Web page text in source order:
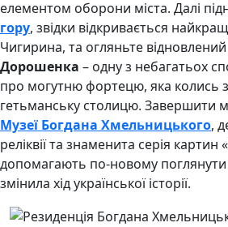
елементом оборони міста. Далі
гору, звідки відкривається
Чигирина, та огляньте відновлений
Дорошенка – одну з небагатьох
про могутню фортецю, яка колись
гетьманську столицю. Завершити
Музеї Богдана Хмельницького,
реліквії та знаменита серія
допомагають по-новому
змінила хід української історії.